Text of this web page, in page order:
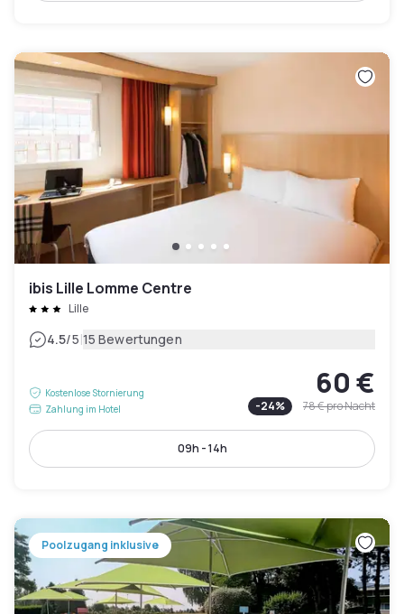
ibis Lille Lomme Centre
Lille
4.5/5|15 Bewertungen
Kostenlose Stornierung
Zahlung im Hotel
60 €
-24% 78 €pro Nacht
09h - 14h
Poolzugang inklusive